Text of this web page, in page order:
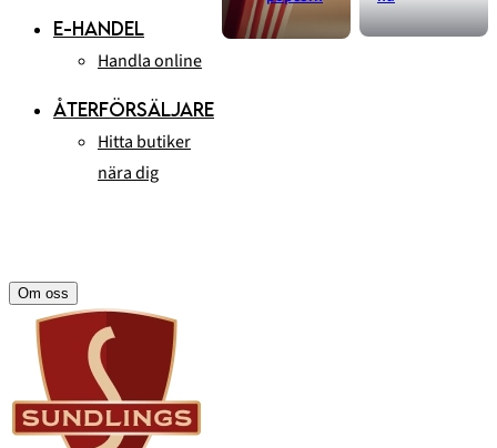
E-HANDEL
Handla online
ÅTERFÖRSÄLJARE
Hitta butiker
nära dig
Om oss